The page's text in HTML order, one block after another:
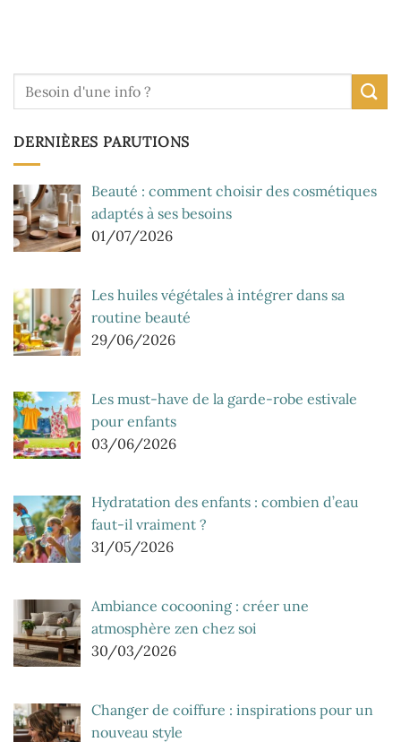
DERNIÈRES PARUTIONS
Beauté : comment choisir des cosmétiques
adaptés à ses besoins
01/07/2026
Les huiles végétales à intégrer dans sa
routine beauté
29/06/2026
Les must-have de la garde-robe estivale
pour enfants
03/06/2026
Hydratation des enfants : combien d’eau
faut-il vraiment ?
31/05/2026
Ambiance cocooning : créer une
atmosphère zen chez soi
30/03/2026
Changer de coiffure : inspirations pour un
nouveau style